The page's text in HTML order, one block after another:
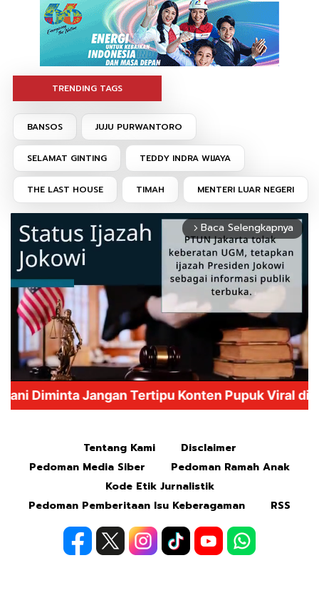
TRENDING TAGS
BANSOS JUJU PURWANTORO
SELAMAT GINTING TEDDY INDRA WIJAYA
THE LAST HOUSE TIMAH MENTERI LUAR NEGERI
arrow_forward_ios Baca Selengkapnya
Tentang Kami
Disclaimer
Pedoman Media Siber
Pedoman Ramah Anak
Kode Etik Jurnalistik
Pedoman Pemberitaan Isu Keberagaman
RSS